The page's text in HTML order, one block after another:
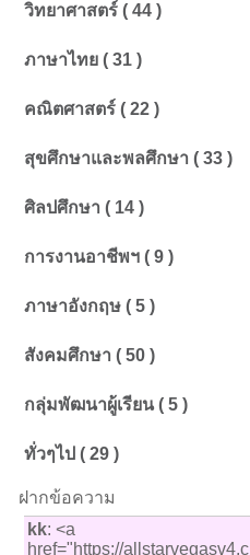
วิทยาศาสตร์ ( 44 )
ภาษาไทย ( 31 )
คณิตศาสตร์ ( 22 )
สุขศึกษาและพลศึกษา ( 33 )
ศิลปศึกษา ( 14 )
การงานอาชีพฯ ( 9 )
ภาษาอังกฤษ ( 5 )
สังคมศึกษา ( 50 )
กลุ่มพัฒนาผู้เรียน ( 5 )
ทั่วๆไป ( 29 )
ฝากข้อความ
kk: <a
href="https://allstarvegasv4.c